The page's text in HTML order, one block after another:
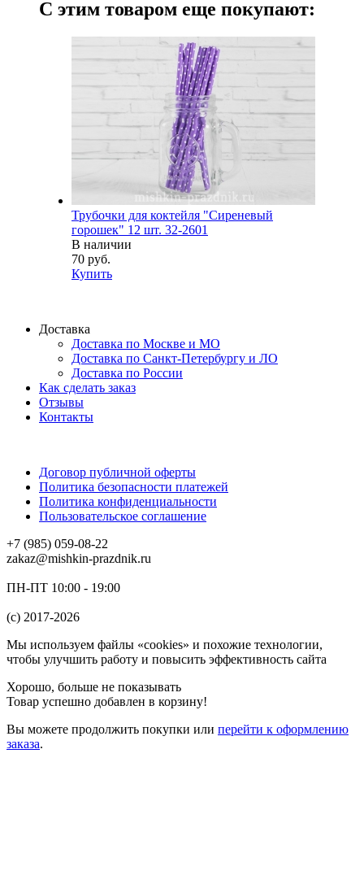
С этим товаром еще покупают:
Трубочки для коктейля "Сиреневый
горошек" 12 шт. 32-2601
В наличии
70 руб.
Купить
Доставка
Доставка по Москве и МО
Доставка по Санкт-Петербургу и ЛО
Доставка по России
Как сделать заказ
Отзывы
Контакты
Договор публичной оферты
Политика безопасности платежей
Политика конфиденциальности
Пользовательское соглашение
+7 (985) 059-08-22
zakaz@mishkin-prazdnik.ru
ПН-ПТ 10:00 - 19:00
(c) 2017-2026
Мы используем файлы «cookies» и похожие технологии,
чтобы улучшить работу и повысить эффективность сайта
Хорошо, больше не показывать
Товар успешно добавлен в корзину!
Вы можете продолжить покупки или перейти к оформлению
заказа.